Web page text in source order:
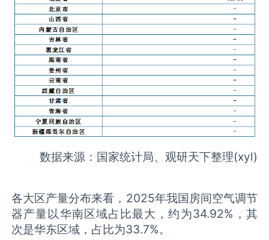
数据来源：国家统计局、观研天下整理(xyl)
各大区产量分布来看，2025年我国房间空气调节
器产量以华南区域占比最大，约为34.92%，其
次是华东区域，占比为33.7%。